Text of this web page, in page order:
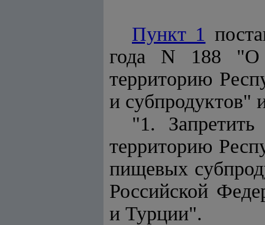
Пункт 1
года N 188 "О
территорию
и субпродуктов"
"1.
территорию
пищевых
Российской
и Турции".